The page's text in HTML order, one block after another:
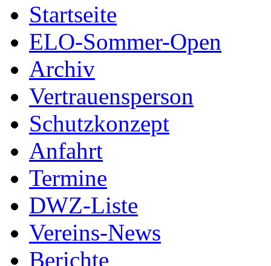
Startseite
ELO-Sommer-Open
Archiv
Vertrauensperson
Schutzkonzept
Anfahrt
Termine
DWZ-Liste
Vereins-News
Berichte